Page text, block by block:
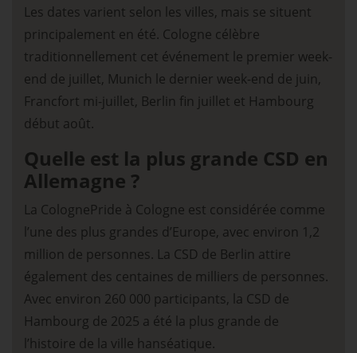
Les dates varient selon les villes, mais se situent
principalement en été. Cologne célèbre
traditionnellement cet événement le premier week-
end de juillet, Munich le dernier week-end de juin,
Francfort mi-juillet, Berlin fin juillet et Hambourg
début août.
Quelle est la plus grande CSD en
Allemagne ?
La ColognePride à Cologne est considérée comme
l’une des plus grandes d’Europe, avec environ 1,2
million de personnes. La CSD de Berlin attire
également des centaines de milliers de personnes.
Avec environ 260 000 participants, la CSD de
Hambourg de 2025 a été la plus grande de
l’histoire de la ville hanséatique.